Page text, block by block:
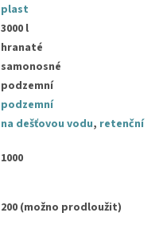
plast
3000 l
hranaté
samonosné
podzemní
podzemní
na dešťovou vodu, retenční
1000
200 (možno prodloužit)